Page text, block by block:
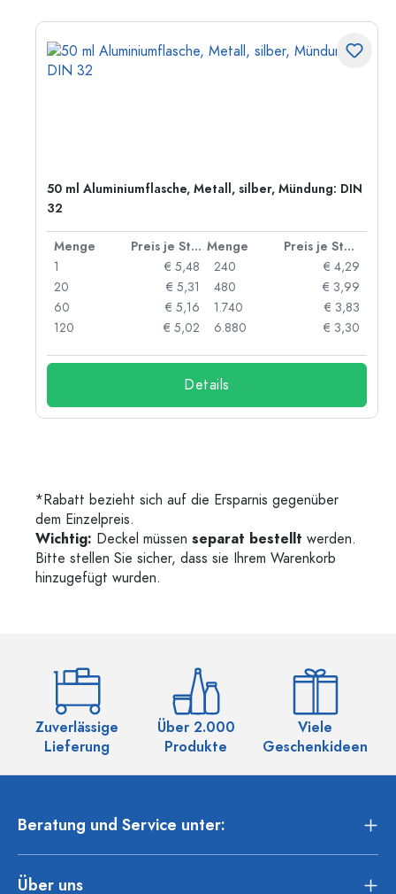
50 ml Aluminiumflasche, Metall, silber, Mündung: DIN
32
Menge Preis je Stück Menge
Preis je Stück
1
€ 5,48
20
€ 5,31
60
€ 5,16
120
€ 5,02
240
€ 4,29
480
€ 3,99
1.740
€ 3,83
6.880
€ 3,30
Details
*Rabatt bezieht sich auf die Ersparnis gegenüber
dem Einzelpreis.
Wichtig: Deckel müssen separat bestellt werden.
Bitte stellen Sie sicher, dass sie Ihrem Warenkorb
hinzugefügt wurden.
Zuverlässige
Lieferung
Über 2.000
Produkte
Viele
Geschenkideen
Beratung und Service unter:
Über uns